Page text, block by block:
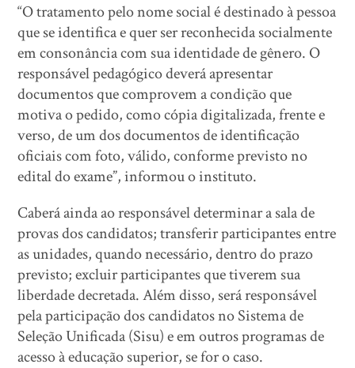
“O tratamento pelo nome social é destinado à pessoa
que se identifica e quer ser reconhecida socialmente
em consonância com sua identidade de gênero. O
responsável pedagógico deverá apresentar
documentos que comprovem a condição que
motiva o pedido, como cópia digitalizada, frente e
verso, de um dos documentos de identificação
oficiais com foto, válido, conforme previsto no
edital do exame”, informou o instituto.
Caberá ainda ao responsável determinar a sala de
provas dos candidatos; transferir participantes entre
as unidades, quando necessário, dentro do prazo
previsto; excluir participantes que tiverem sua
liberdade decretada. Além disso, será responsável
pela participação dos candidatos no Sistema de
Seleção Unificada (Sisu) e em outros programas de
acesso à educação superior, se for o caso.